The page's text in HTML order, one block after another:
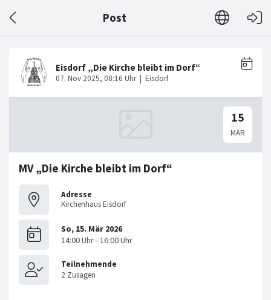
Post
MV „Die Kirche bleibt im Dorf“
Adresse
Kirchenhaus Eisdorf